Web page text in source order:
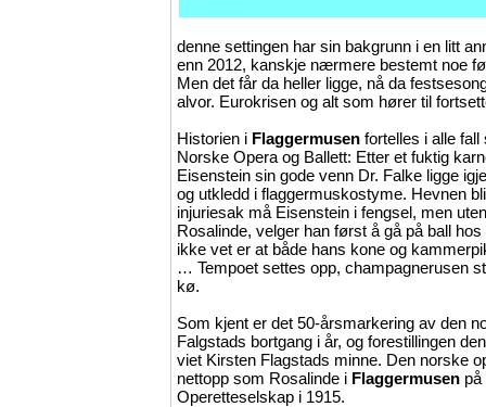
denne settingen har sin bakgrunn i en litt
enn 2012, kanskje nærmere bestemt noe
Men det får da heller ligge, nå da
alvor. Eurokrisen og alt som hører til
Historien i Flaggermusen fortelles i alle
Norske Opera og Ballett: Etter et fuktig
Eisenstein sin gode venn Dr. Falke ligge
og utkledd i flaggermuskostyme. Hevnen
injuriesak må Eisenstein i fengsel, men
Rosalinde, velger han først å gå på ball
ikke vet er at både hans kone og
… Tempoet settes opp, champagnerusen
kø.
Som kjent er det 50-årsmarkering av den
Falgstads bortgang i år, og forestillingen
viet Kirsten Flagstads minne. Den norske
nettopp som Rosalinde i Flaggermusen
Operetteselskap i 1915.